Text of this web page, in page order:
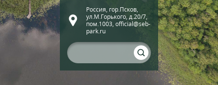
Россия, гор.Псков,
ул.М.Горького, д.20/7,
пом.1003, official@seb-
park.ru